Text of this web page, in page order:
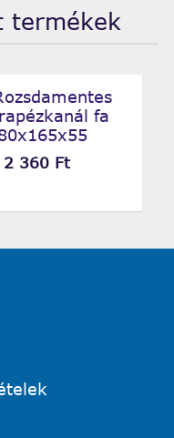
termékek
fa
2 360 Ft